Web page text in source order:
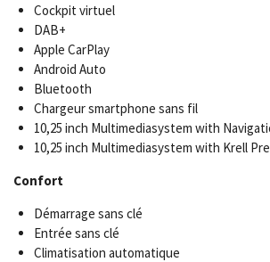
Cockpit virtuel
DAB+
Apple CarPlay
Android Auto
Bluetooth
Chargeur smartphone sans fil
10,25 inch Multimediasystem with
10,25 inch Multimediasystem with Krell
Confort
Démarrage sans clé
Entrée sans clé
Climatisation automatique